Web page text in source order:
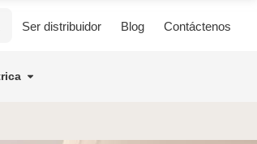
Ser distribuidor Blog Contáctenos